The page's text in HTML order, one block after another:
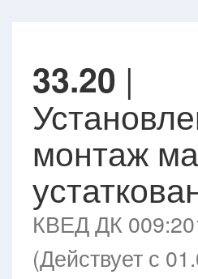
33.20 |
монтаж
КВЕД ДК
(Действует с